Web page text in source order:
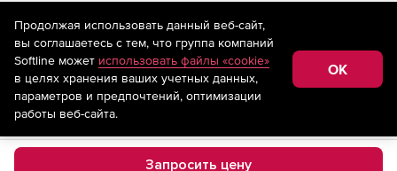
Запросить цену
На информационном ресурсе store.softline.ru применяются
рекомендательные технологии(информационные технологии
предоставления информации на основе сбора,
систематизации и анализа сведений, относящихся к
предпочтениям пользователей сети «Интернет»,
находящихся на территории Российской Федерации)
Продолжая использовать данный веб-сайт,
вы соглашаетесь с тем, что группа компаний
Softline может использовать файлы «cookie»
в целях хранения ваших учетных данных,
параметров и предпочтений, оптимизации
работы веб-сайта.
OK